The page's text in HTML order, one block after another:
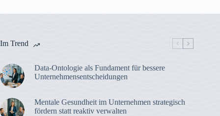
Im Trend
Data-Ontologie als Fundament für bessere
Unternehmensentscheidungen
Mentale Gesundheit im Unternehmen strategisch
fördern statt reaktiv verwalten